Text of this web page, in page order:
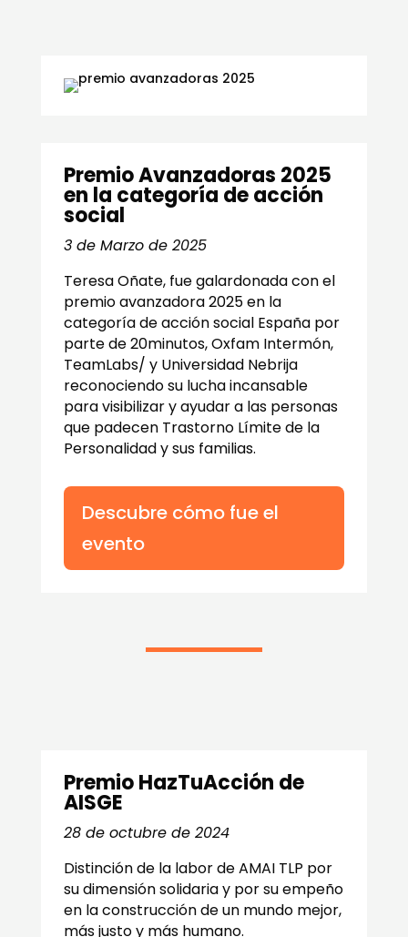
Premio Avanzadoras 2025
en la categoría de acción
social
3 de Marzo de 2025
Teresa Oñate, fue galardonada con el
premio avanzadora 2025 en la
categoría de acción social España por
parte de 20minutos, Oxfam Intermón,
TeamLabs/ y Universidad Nebrija
reconociendo su lucha incansable
para visibilizar y ayudar a las personas
que padecen Trastorno Límite de la
Personalidad y sus familias.
Descubre cómo fue el
evento
Premio HazTuAcción de
AISGE
28 de octubre de 2024
Distinción de la labor de AMAI TLP por
su dimensión solidaria y por su empeño
en la construcción de un mundo mejor,
más justo y más humano.